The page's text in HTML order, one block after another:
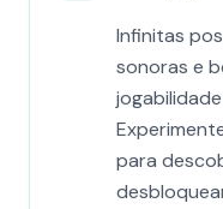
Infinitas
sonoras e
para